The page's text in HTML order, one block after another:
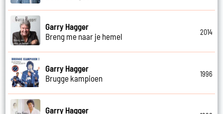
Garry Hagger
Breng me naar je hemel
2014
Garry Hagger
Brugge kampioen
1996
Garry Hagger